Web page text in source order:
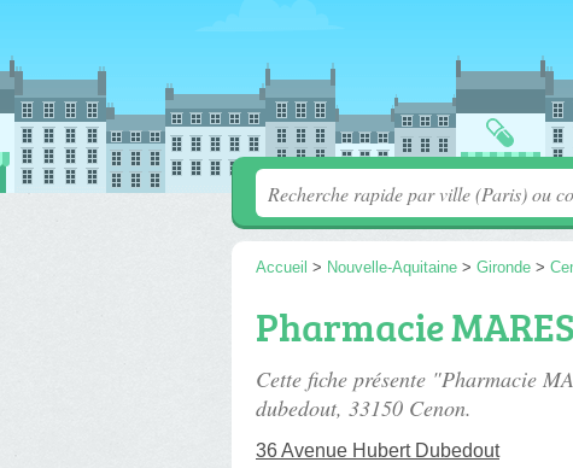
Accueil > Nouvelle-Aquitaine > Gironde >
Pharmacie MARES
Cette fiche présente "Pharmacie
dubedout, 33150 Cenon.
36 Avenue Hubert Dubedout